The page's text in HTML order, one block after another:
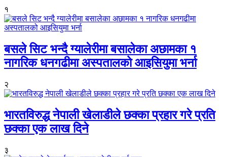
१
बसले सिट भन्दै ग्यालेरीमा बसालेका अछामका १
नागरिक धनगढीमा अस्पतालको आइसियुमा भर्ना
२
भारतविरुद्ध नेपाली खेलाडीले छक्का प्रहार गरे प्रति
छक्का एक लाख दिने
३